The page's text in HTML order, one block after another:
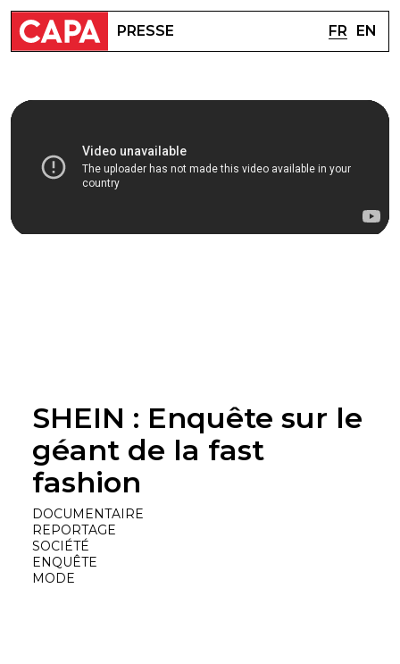
PRESSE FR EN
SHEIN : Enquête sur le
géant de la fast
fashion
DOCUMENTAIRE
REPORTAGE
SOCIÉTÉ
ENQUÊTE
MODE